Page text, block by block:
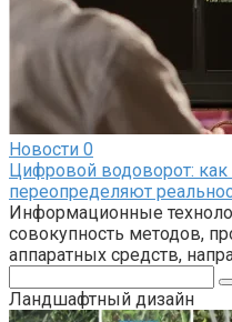
Новости 0
Цифровой водоворот:
переопределяют
Информационные
совокупность методов,
аппаратных средств,
Ландшафтный дизайн